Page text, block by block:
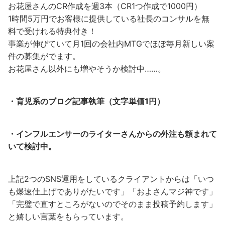
お花屋さんのCR作成を週3本（CR1つ作成で1000円）
1時間5万円でお客様に提供している社長のコンサルを無
料で受けれる特典付き！
事業が伸びていて月1回の会社内MTGでほぼ毎月新しい案
件の募集がでます。
お花屋さん以外にも増やそうか検討中……。
・育児系のブログ記事執筆（文字単価1円）
・インフルエンサーのライターさんからの外注も頼まれて
いて検討中。
上記2つのSNS運用をしているクライアントからは「いつ
も爆速仕上げでありがたいです」「およさんマジ神です」
「完璧で直すところがないのでそのまま投稿予約します」
と嬉しい言葉をもらっています。